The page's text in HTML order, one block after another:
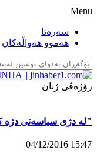
Menu
سەرەتا
هەموو هەواڵەکان
رۆژەڤی ژنان
13:15 03/12/2016
"لە دژی سیاسەتی دژە
15:47 04/12/2016